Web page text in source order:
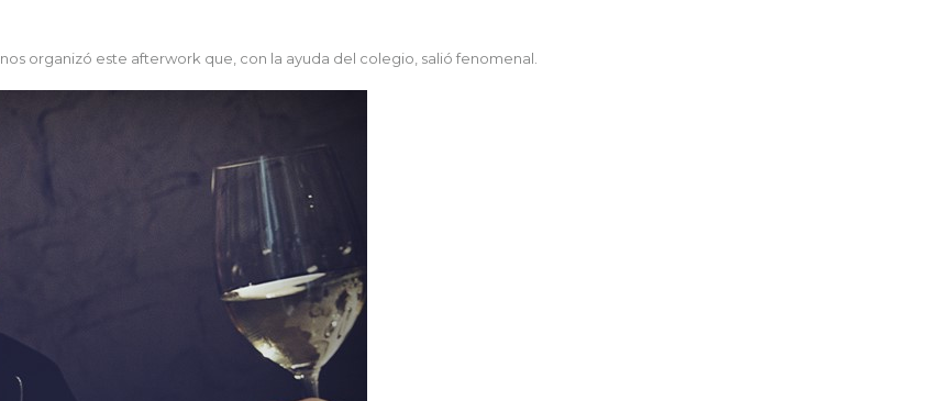
nos organizó este afterwork que, con la ayuda del colegio, salió fenomenal.